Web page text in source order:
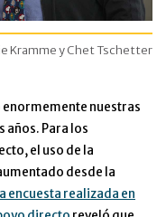
Kramme y Chet Tschetter
nuestras
años. Para los
el uso de la
desde la
encuesta realizada en